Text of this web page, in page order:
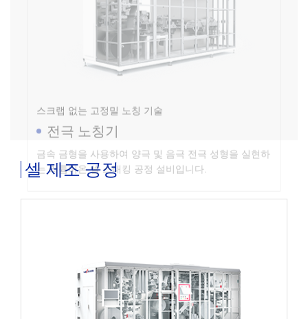
스크랩 없는 고정밀 노칭 기술
전극 노칭기
는 리튬이온 셀 스태킹 공정 설비입니다.
셀 제조 공정